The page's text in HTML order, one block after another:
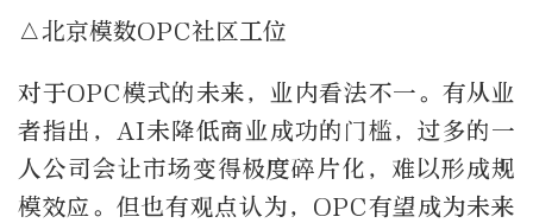
△北京模数OPC社区工位
对于OPC模式的未来，业内看法不一。 有从业
者指出，AI未降低商业成功的门槛，过多的一
人公司会让市场变得极度碎片化，难以形成规
模效应。 但也有观点认为，OPC有望成为未来